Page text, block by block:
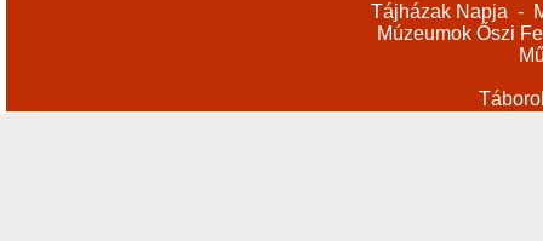
Tájházak Napja -
Múzeumok Őszi